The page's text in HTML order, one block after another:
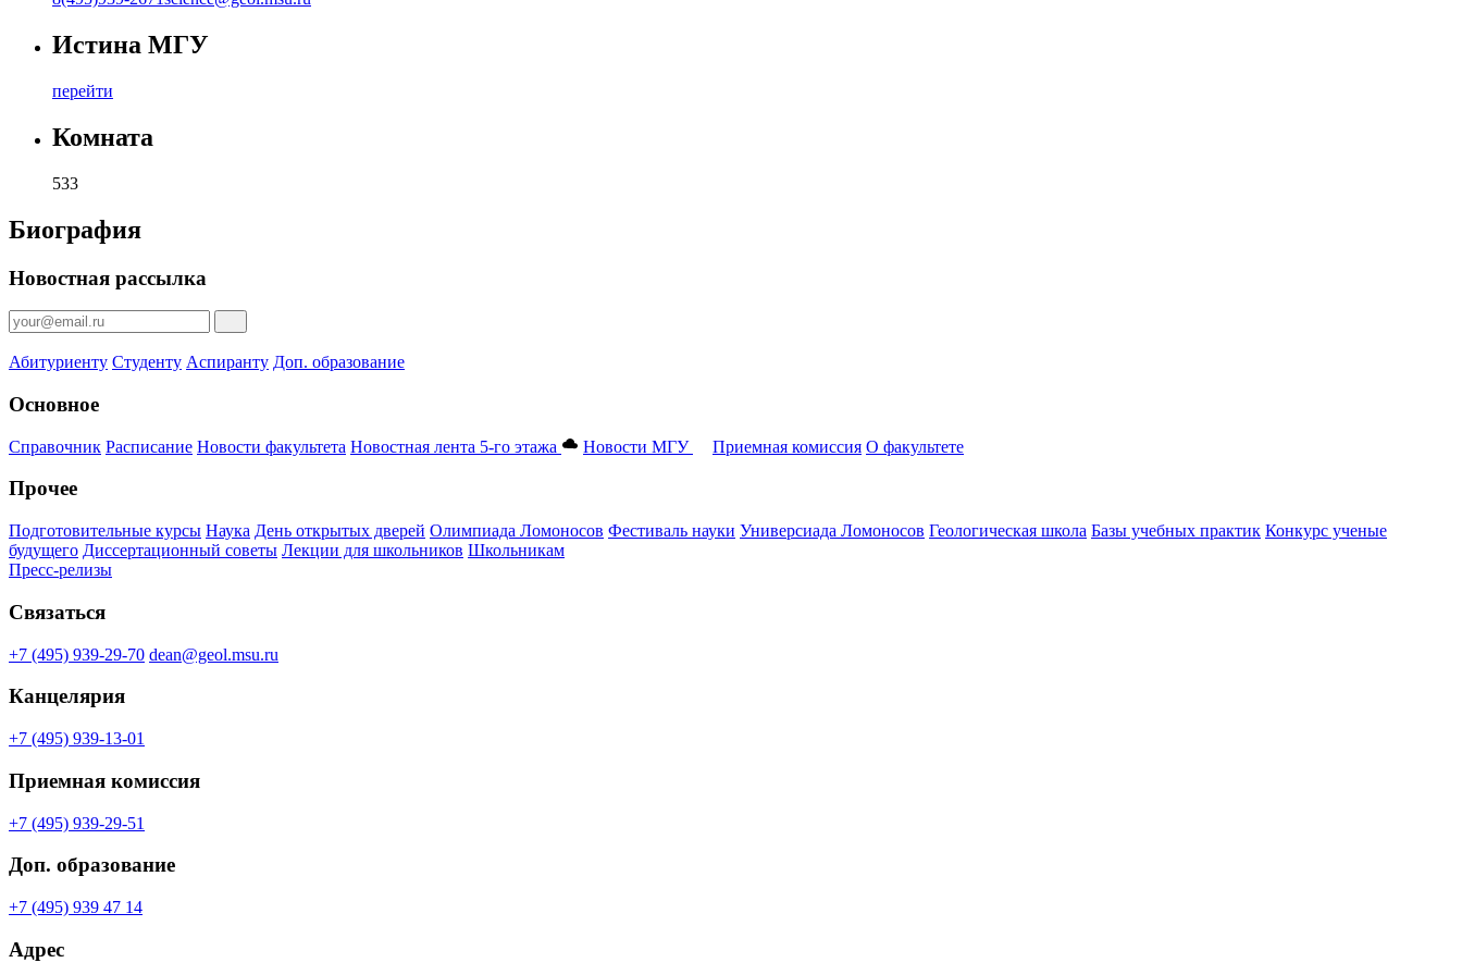
Истина МГУ
перейти
Комната
533
Биография
Новостная рассылка
Абитуриенту Студенту Аспиранту Доп. образование
Основное
Справочник Расписание Новости факультета Новостная лента 5-го этажа Новости МГУ Приемная комиссия О факультете
Прочее
Подготовительные курсы Наука День открытых дверей Олимпиада Ломоносов Фестиваль науки Универсиада Ломоносов Геологическая школа Базы учебных практик Конкурс ученые
будущего Диссертационный советы Лекции для школьников Школьникам
Пресс-релизы
Связаться
+7 (495) 939-29-70 dean@geol.msu.ru
Канцелярия
+7 (495) 939-13-01
Приемная комиссия
+7 (495) 939-29-51
Доп. образование
+7 (495) 939 47 14
Адрес